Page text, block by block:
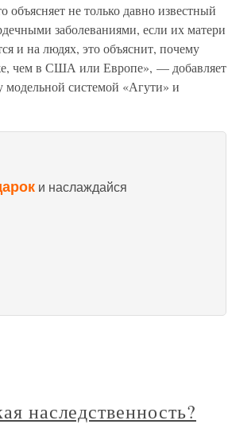
не только давно известный
заболеваниями, если их матери
и на людях, это объяснит, почему
чем в США или Европе», — добавляет
системой «Агути» и
и наслаждайся
наследственность?